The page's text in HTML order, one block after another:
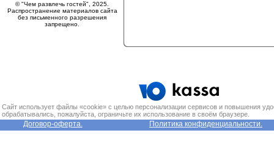
© "Чем развлечь гостей", 2025.
Распространение материалов сайта
без письменного разрешения
запрещено.
Сайт использует файлы «cookie» с целью персонализации сервисов и повышения
обрабатывались, пожалуйста, ограничьте их использование в своём браузере.
Договор-оферта. Политика конфиденциальности.